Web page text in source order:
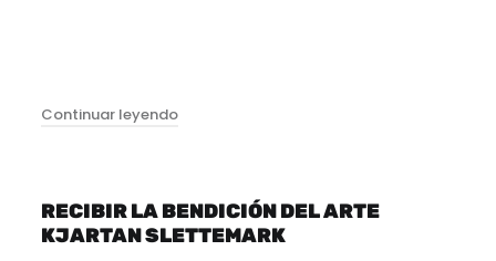
Continuar leyendo"Santiago Toolbar"
RECIBIR LA BENDICIÓN DEL ARTE
KJARTAN SLETTEMARK